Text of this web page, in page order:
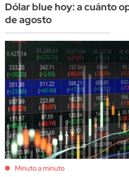
Dólar blue hoy: a cuánto
de agosto
Minuto a minuto